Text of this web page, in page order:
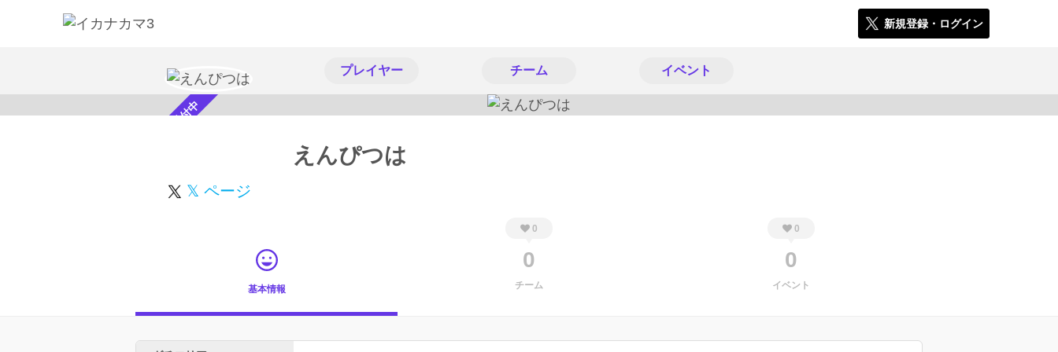
新規登録・ログイン
プレイヤー チーム イベント
スカウト受付中 えんぴつは
𝕏 ページ
基本情報
0
0
チーム
0
0
イベント